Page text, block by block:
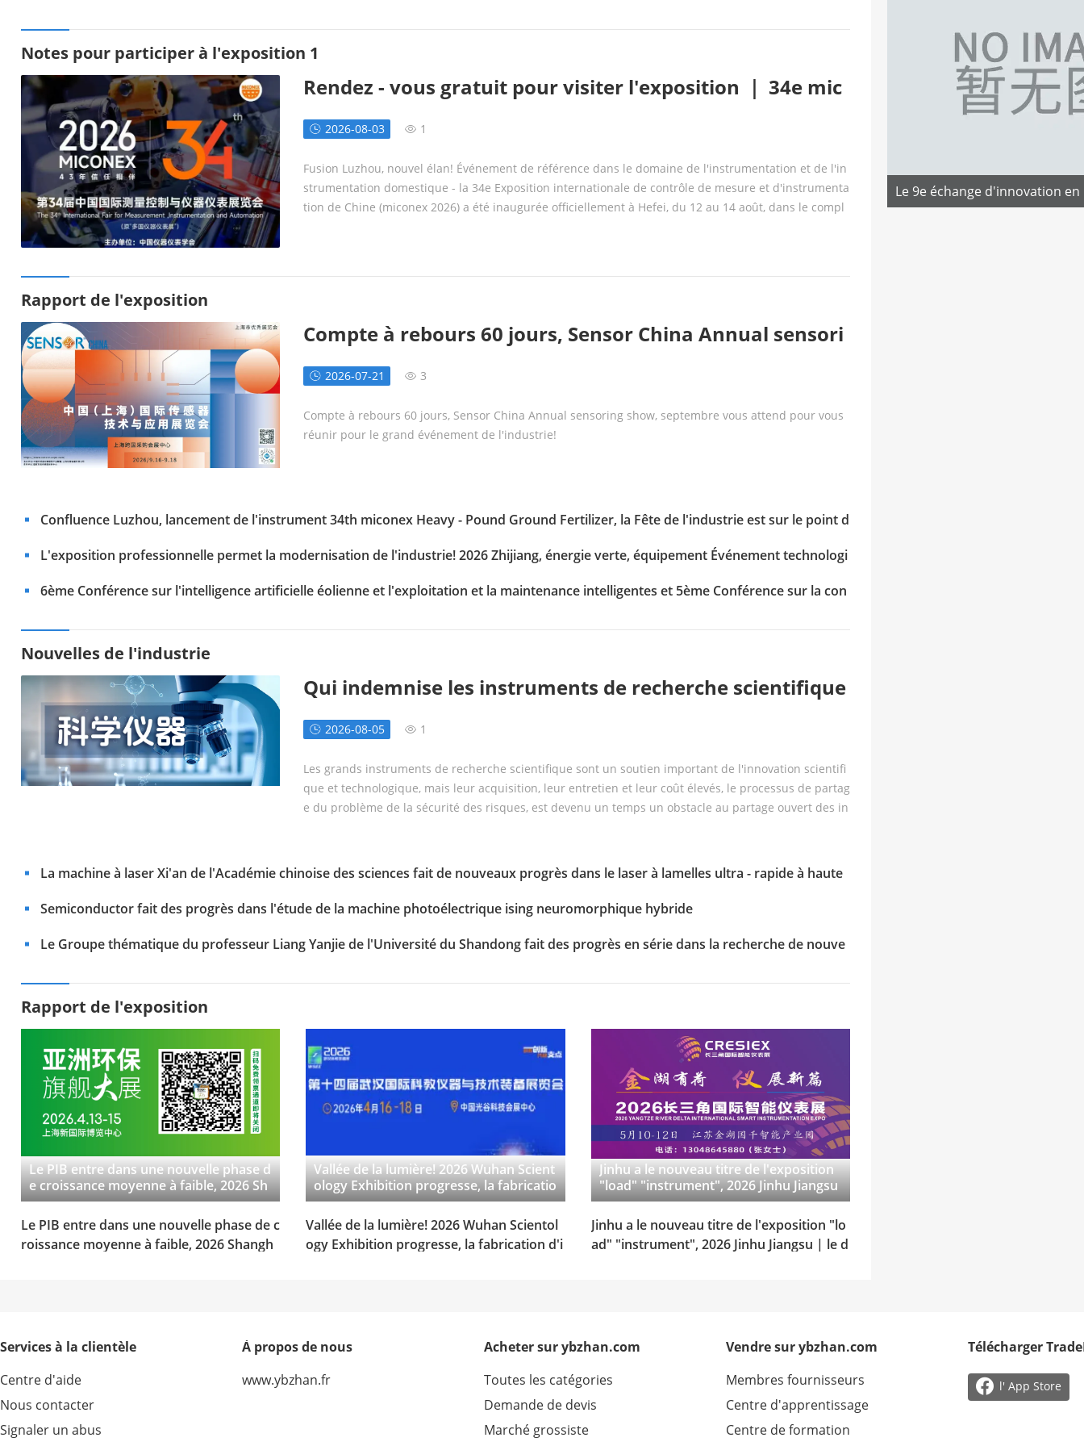
Rendez - vous gratuit pour visiter l'exposition ｜ 34e micon
ex 2026, l'événement de l'industrie reste ouvert
La machine à laser Xi'an de l'Académie chinoise des sciences fait de nouveaux progrè
s dans le laser à lamelles ultra - rapide à haute fréquence et haute énergie
Semiconductor fait des progrès dans l'étude de la machine photoélectrique ising neur
Notes pour participer à l'exposition 1
Rendez - vous gratuit pour visiter l'exposition ｜ 34e mic
onex 2026, l'événement de l'industrie reste ouvert
2026-08-03 1
Fusion Luzhou, nouvel élan! Événement de référence dans le domaine de l'instrumentation et de l'in
strumentation domestique - la 34e Exposition internationale de contrôle de mesure et d'instrumenta
tion de Chine (miconex 2026) a été inaugurée officiellement à Hefei, du 12 au 14 août, dans le compl
Rapport de l'exposition
Compte à rebours 60 jours, Sensor China Annual sensori
ng show, septembre vous attend pour vous réunir pour l
e grand événement de l'industrie!
2026-07-21 3
Compte à rebours 60 jours, Sensor China Annual sensoring show, septembre vous attend pour vous
réunir pour le grand événement de l'industrie!
Confluence Luzhou, lancement de l'instrument 34th miconex Heavy - Pound Ground Fertilizer, la Fête de l'industrie est sur le point d
L'exposition professionnelle permet la modernisation de l'industrie! 2026 Zhijiang, énergie verte, équipement Événement technologi
6ème Conférence sur l'intelligence artificielle éolienne et l'exploitation et la maintenance intelligentes et 5ème Conférence sur la con
Nouvelles de l'industrie
Qui indemnise les instruments de recherche scientifique
partagés brisés? L'innovation du Shandong pousse la « g
arantie de partage de daï» à protéger l'escorte de l'innov
ation scientifique et technologique
2026-08-05 1
Les grands instruments de recherche scientifique sont un soutien important de l'innovation scientifi
que et technologique, mais leur acquisition, leur entretien et leur coût élevés, le processus de partag
e du problème de la sécurité des risques, est devenu un temps un obstacle au partage ouvert des in
La machine à laser Xi'an de l'Académie chinoise des sciences fait de nouveaux progrès dans le laser à lamelles ultra - rapide à haute
Semiconductor fait des progrès dans l'étude de la machine photoélectrique ising neuromorphique hybride
Le Groupe thématique du professeur Liang Yanjie de l'Université du Shandong fait des progrès en série dans la recherche de nouve
Rapport de l'exposition
Le PIB entre dans une nouvelle phase d
e croissance moyenne à faible, 2026 Sh
anghai ringexpo quatre mots clés pros
pectifs « labourage profond pragmatiq
ue »
Le PIB entre dans une nouvelle phase de c
roissance moyenne à faible, 2026 Shangh
Vallée de la lumière! 2026 Wuhan Scient
ology Exhibition progresse, la fabricatio
n d'instruments de recherche et dévelo
ppement prend de l'ampleur
Vallée de la lumière! 2026 Wuhan Scientol
ogy Exhibition progresse, la fabrication d'i
Jinhu a le nouveau titre de l'exposition
"load" "instrument", 2026 Jinhu Jiangsu
| le début officiel de l'exposition intern
ationale de l'industrie des compteurs in
telligents de Long Triangle, bienvenue p
our la réservation du stand.
Jinhu a le nouveau titre de l'exposition "lo
ad" "instrument", 2026 Jinhu Jiangsu | le d
Services à la clientèle
Centre d'aide
Nous contacter
Signaler un abus
À propos de nous
www.ybzhan.fr
Acheter sur ybzhan.com
Toutes les catégories
Demande de devis
Marché grossiste
Vendre sur ybzhan.com
Membres fournisseurs
Centre d'apprentissage
Centre de formation
Télécharger
 l' App Store